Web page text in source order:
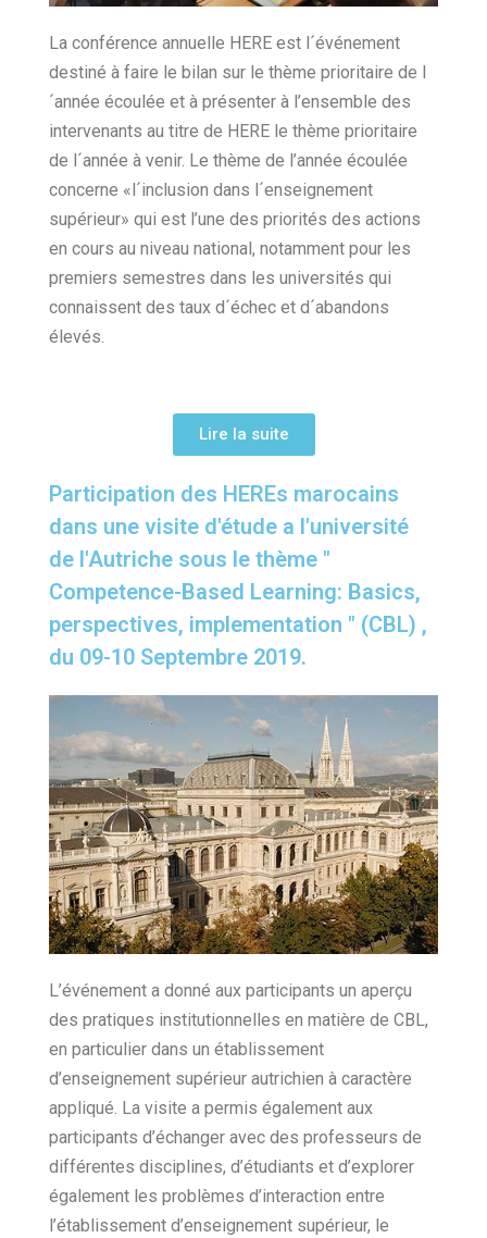
La conférence annuelle HERE est l´événement
destiné à faire le bilan sur le thème prioritaire de l
´année écoulée et à présenter à l’ensemble des
intervenants au titre de HERE le thème prioritaire
de l´année à venir. Le thème de l’année écoulée
concerne «l´inclusion dans l´enseignement
supérieur» qui est l’une des priorités des actions
en cours au niveau national, notamment pour les
premiers semestres dans les universités qui
connaissent des taux d´échec et d´abandons
élevés.
Lire la suite
Participation des HEREs marocains
dans une visite d'étude a l'université
de l'Autriche sous le thème "
Competence-Based Learning: Basics,
perspectives, implementation " (CBL) ,
du 09-10 Septembre 2019.
L’événement a donné aux participants un aperçu
des pratiques institutionnelles en matière de CBL,
en particulier dans un établissement
d’enseignement supérieur autrichien à caractère
appliqué. La visite a permis également aux
participants d’échanger avec des professeurs de
différentes disciplines, d’étudiants et d’explorer
également les problèmes d’interaction entre
l’établissement d’enseignement supérieur, le